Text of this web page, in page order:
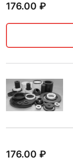
176.00 ₽
176.00 ₽